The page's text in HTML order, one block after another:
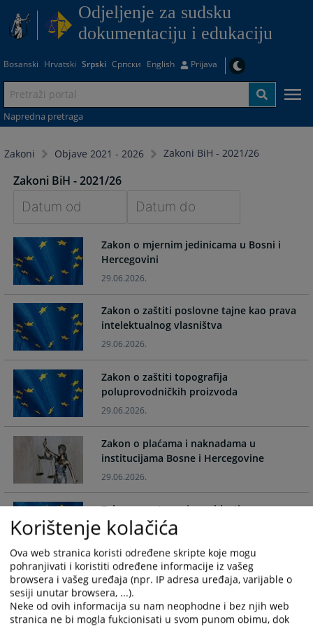
Odjeljenje za sudsku
dokumentaciju i edukaciju
Bosanski Hrvatski Srpski Српски English Prijava
Napredna pretraga
Zakoni Objave 2021 - 2026 Zakoni BiH - 2021/26
Zakoni BiH - 2021/26
forward
to
interact
with
the
calendar
and
select
a
date.
Press
the
question
get
the
keyboard
shortcuts
for
changing
dates.
forward
to
interact
with
the
calendar
and
date.
Press
the
question
mark
key
to
get
the
keyboard
shortcuts
for
changing
dates.
Zakon o mjernim jedinicama u Bosni i
Hercegovini
29.06.2026.
Zakon o zaštiti poslovne tajne kao prava
intelektualnog vlasništva
29.06.2026.
Zakon o zaštiti topografija
poluprovodničkih proizvoda
29.06.2026.
Zakon o plaćama i naknadama u
institucijama Bosne i Hercegovine
29.06.2026.
Zakon o zastupanju u oblasti prava
industrijskog vlasništva
Rezolucija o osudi svih oblika neofašizma
i potvrdi antifašističkih naslijeđa i
vrijednosti u Bosni i Hercegovini
05.06.2026.
Korištenje kolačića
Ova web stranica koristi određene skripte koje mogu
pohranjivati i koristiti određene informacije iz vašeg
browsera i vašeg uređaja (npr. IP adresa uređaja, varijable o
sesiji unutar browsera, ...).
Neke od ovih informacija su nam neophodne i bez njih web
stranica ne bi mogla fukcionisati u svom punom obimu, dok